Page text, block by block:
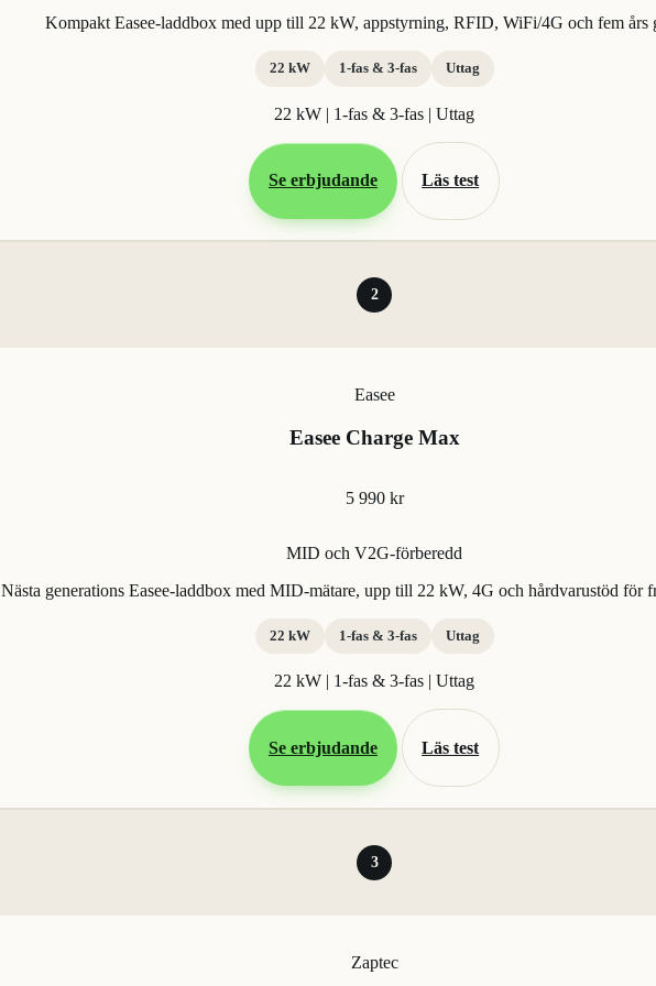
Kompakt Easee-laddbox med upp till 22 kW, appstyrning, RFID, WiFi/4G och fem års
22 kW 1-fas & 3-fas Uttag
22 kW | 1-fas & 3-fas | Uttag
Se erbjudande Läs test
2
Easee
Easee Charge Max
5 990 kr
MID och V2G-förberedd
Nästa generations Easee-laddbox med MID-mätare, upp till 22 kW, 4G och hårdvarustöd för
22 kW 1-fas & 3-fas Uttag
22 kW | 1-fas & 3-fas | Uttag
Se erbjudande Läs test
3
Zaptec